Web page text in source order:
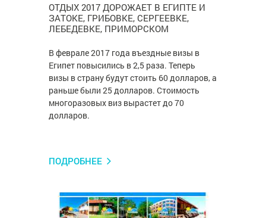
ОТДЫХ 2017 ДОРОЖАЕТ В ЕГИПТЕ И
ЗАТОКЕ, ГРИБОВКЕ, СЕРГЕЕВКЕ,
ЛЕБЕДЕВКЕ, ПРИМОРСКОМ
В феврале 2017 года въездные визы в
Египет повысились в 2,5 раза. Теперь
визы в страну будут стоить 60 долларов, а
раньше были 25 долларов. Стоимость
многоразовых виз вырастет до 70
долларов.
ПОДРОБНЕЕ